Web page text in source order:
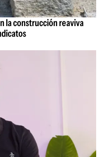
la construcción reaviva